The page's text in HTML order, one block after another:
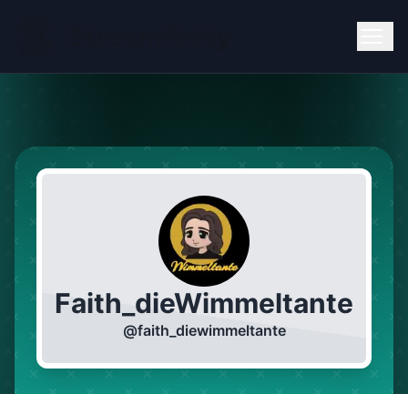
Faith_dieWimmeltante
@faith_diewimmeltante